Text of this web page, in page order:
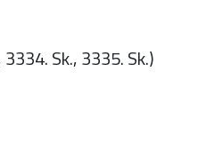
Sk., 3335. Sk.)